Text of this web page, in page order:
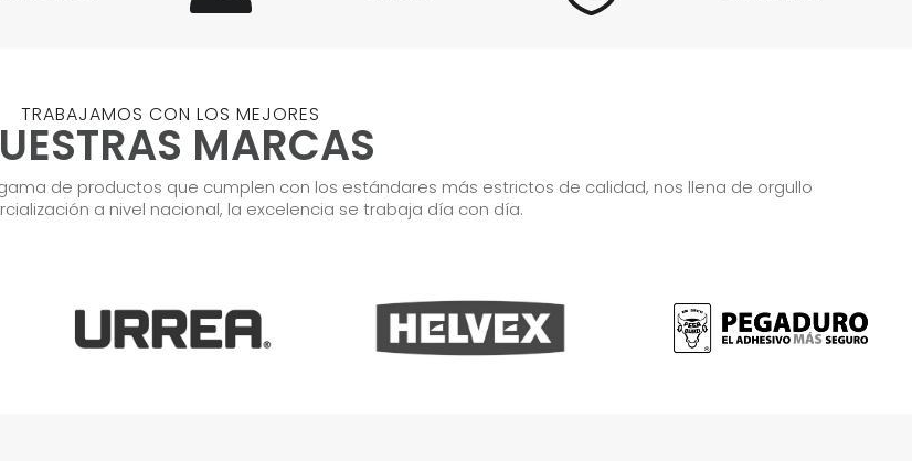
TRABAJAMOS CON LOS MEJORES
MARCAS
de productos que cumplen con los estándares más estrictos de calidad, nos llena de orgullo
a nivel nacional, la excelencia se trabaja día con día.